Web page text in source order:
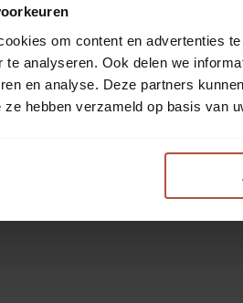
om content en advertenties
te analyseren. Ook delen we
en analyse. Deze partners
ze hebben verzameld op basis van